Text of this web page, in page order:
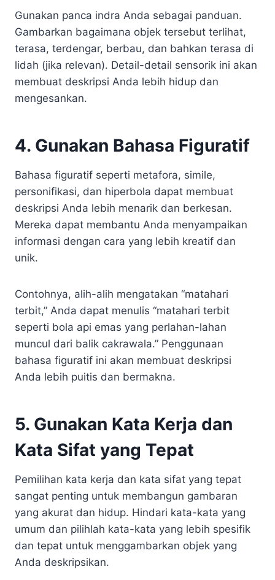
Gunakan panca indra Anda sebagai panduan.
Gambarkan bagaimana objek tersebut terlihat,
terasa, terdengar, berbau, dan bahkan terasa di
lidah (jika relevan). Detail-detail sensorik ini akan
membuat deskripsi Anda lebih hidup dan
mengesankan.
4. Gunakan Bahasa Figuratif
Bahasa figuratif seperti metafora, simile,
personifikasi, dan hiperbola dapat membuat
deskripsi Anda lebih menarik dan berkesan.
Mereka dapat membantu Anda menyampaikan
informasi dengan cara yang lebih kreatif dan
unik.
Contohnya, alih-alih mengatakan “matahari
terbit,” Anda dapat menulis “matahari terbit
seperti bola api emas yang perlahan-lahan
muncul dari balik cakrawala.” Penggunaan
bahasa figuratif ini akan membuat deskripsi
Anda lebih puitis dan bermakna.
5. Gunakan Kata Kerja dan
Kata Sifat yang Tepat
Pemilihan kata kerja dan kata sifat yang tepat
sangat penting untuk membangun gambaran
yang akurat dan hidup. Hindari kata-kata yang
umum dan pilihlah kata-kata yang lebih spesifik
dan tepat untuk menggambarkan objek yang
Anda deskripsikan.